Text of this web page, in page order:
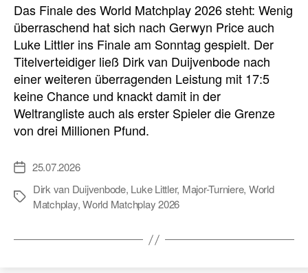
Das Finale des World Matchplay 2026 steht: Wenig
überraschend hat sich nach Gerwyn Price auch
Luke Littler ins Finale am Sonntag gespielt. Der
Titelverteidiger ließ Dirk van Duijvenbode nach
einer weiteren überragenden Leistung mit 17:5
keine Chance und knackt damit in der
Weltrangliste auch als erster Spieler die Grenze
von drei Millionen Pfund.
Veröffentlichungsdatum
25.07.2026
Schlagwörter
Dirk van Duijvenbode, Luke Littler, Major-Turniere, World
Matchplay,World Matchplay 2026